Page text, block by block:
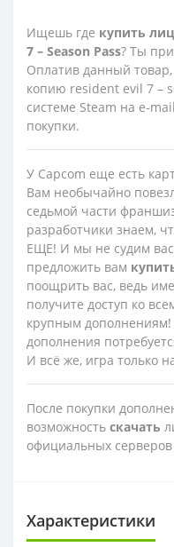
Ищешь где купить
7 – Season Pass? Ты
Оплатив данный
копию resident evil 7 –
системе Steam на e-
покупки.
У Capcom еще есть
Вам необычайно
седьмой части
разработчики знаем,
ЕЩЕ! И мы не судим
предложить вам
поощрить вас, ведь
получите доступ ко
крупным дополнениям!
дополнения
И всё же, игра только
После покупки
возможность скачать
официальных серверов
Характеристики